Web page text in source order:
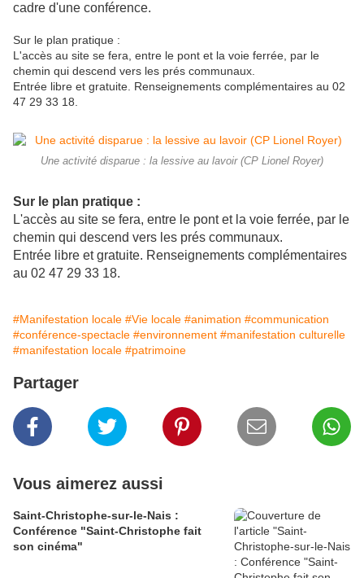
cadre d'une conférence.
Sur le plan pratique :
L'accès au site se fera, entre le pont et la voie ferrée, par le
chemin qui descend vers les prés communaux.
Entrée libre et gratuite. Renseignements complémentaires au 02
47 29 33 18.
Une activité disparue : la lessive au lavoir (CP Lionel Royer)
Sur le plan pratique :
L'accès au site se fera, entre le pont et la voie ferrée, par le
chemin qui descend vers les prés communaux.
Entrée libre et gratuite. Renseignements complémentaires
au 02 47 29 33 18.
#Manifestation locale #Vie locale #animation #communication
#conférence-spectacle #environnement #manifestation culturelle
#manifestation locale #patrimoine
Partager
Vous aimerez aussi
Saint-Christophe-sur-le-Nais :
Conférence "Saint-Christophe fait
son cinéma"